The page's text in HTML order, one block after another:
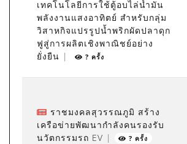
เทคโนโลยีการใช้ตู้อบไล่น้ำมัน
พลังงานแสงอาทิตย์ สำหรับกลุ่ม
วิสาหกิจแปรรูปน้ำพริกผัดปลาดุก
ฟูสู่การผลิตเชิงพาณิชย์อย่าง
ยั่งยืน | ? ครั้ง
ราชมงคลสุวรรณภูมิ สร้าง
เครือข่ายพัฒนากำลังคนรองรับ
นวัตกรรมรถ EV | ? ครั้ง